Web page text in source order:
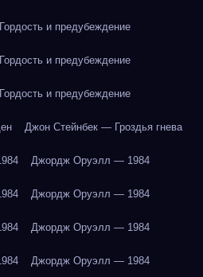
и предубеждение
и предубеждение
и предубеждение
Джон Стейнбек — Гроздья гнева
Джордж Оруэлл — 1984
Джордж Оруэлл — 1984
Джордж Оруэлл — 1984
Джордж Оруэлл — 1984